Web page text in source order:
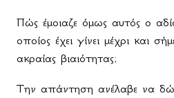
Πώς έμοιαζε όμως αυτός ο
οποίος έχει γίνει μέχρι και
ακραίας βιαιότητας;
Την απάντηση ανέλαβε να